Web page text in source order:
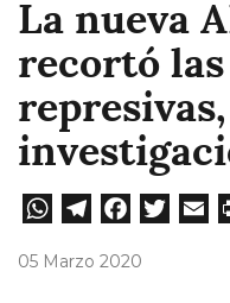
La nueva
recortó
W
Te
Fa
05 Marzo 2020